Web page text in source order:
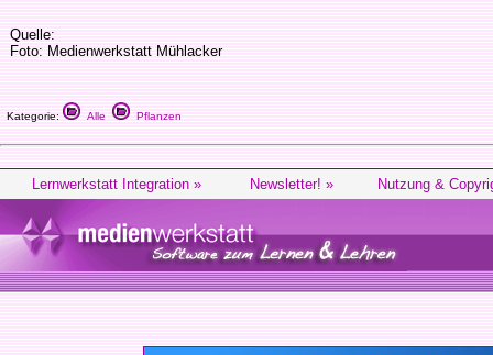
Quelle:
Foto: Medienwerkstatt Mühlacker
Kategorie: Alle Pflanzen
Lernwerkstatt Integration » Newsletter! » Nutzung &